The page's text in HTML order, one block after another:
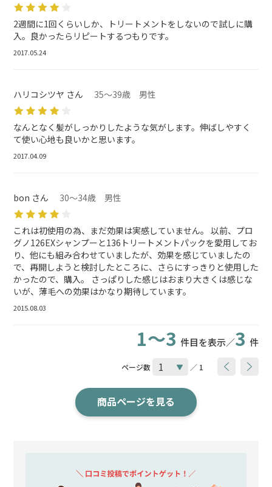
2週間に1回くらいしか、トリートメントをしないので試しに購
入。良かったらリピートするつもりです。
2017.05.24
ハリコシツヤ さん 35～39歳 男性
なんとなく髪がしっかりしたような気がします。伸ばしやすく
て使い心地も良いかと思います。
2017.04.09
bon さん 30～34歳 男性
これは初使用の為、まだ効果は実感していません。 以前、プロ
グノ126EXシャンプーと136トリートメントパックを愛用してお
り、他にも組み合わせていましたが、効果を感じていましたの
で、再開しようと検討したところに、さらにすっきりと使用した
かったので、購入。 さっぱりした感じはおまり大きくは感じな
いが、薄毛への効果はかなり期待しています。
2015.08.03
1～3 件目を表示／3 件
ページ数 ／ 1
商品ページを見る